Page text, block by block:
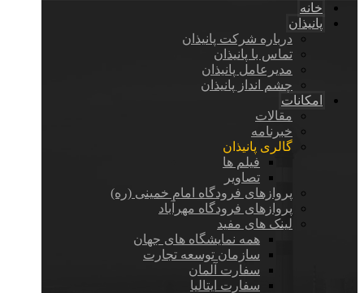
خانه
پانیذان
درباره شرکت پانیذان
تماس با پانیذان
مدیرعامل پانیذان
چشم انداز پانیذان
امکانات
مقالات
خبرنامه
گالری پانیذان
فیلم ها
تصاویر
پروازهای فرودگاه امام خمینی (ره)
پروازهای فرودگاه مهرآباد
لینک های مفید
همه نمایشگاه های جهان
سازمان توسعه تجارت
سفارت آلمان
سفارت ایتالیا